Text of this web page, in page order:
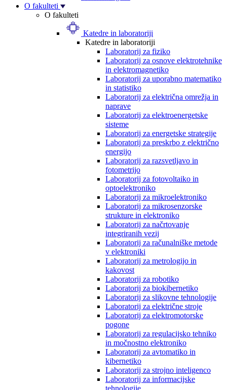
O fakulteti
O fakulteti
Katedre in laboratoriji
Katedre in laboratoriji
Laboratorij za fiziko
Laboratorij za osnove elektrotehnike
in elektromagnetiko
Laboratorij za uporabno matematiko
in statistiko
Laboratorij za električna omrežja in
naprave
Laboratorij za elektroenergetske
sisteme
Laboratorij za energetske strategije
Laboratorij za preskrbo z električno
energijo
Laboratorij za razsvetljavo in
fotometrijo
Laboratorij za fotovoltaiko in
optoelektroniko
Laboratorij za mikroelektroniko
Laboratorij za mikrosenzorske
strukture in elektroniko
Laboratorij za načrtovanje
integriranih vezij
Laboratorij za računalniške metode
v elektroniki
Laboratorij za metrologijo in
kakovost
Laboratorij za robotiko
Laboratorij za biokibernetiko
Laboratorij za slikovne tehnologije
Laboratorij za električne stroje
Laboratorij za elektromotorske
pogone
Laboratorij za regulacijsko tehniko
in močnostno elektroniko
Laboratorij za avtomatiko in
kibernetiko
Laboratorij za strojno inteligenco
Laboratorij za informacijske
tehnologije